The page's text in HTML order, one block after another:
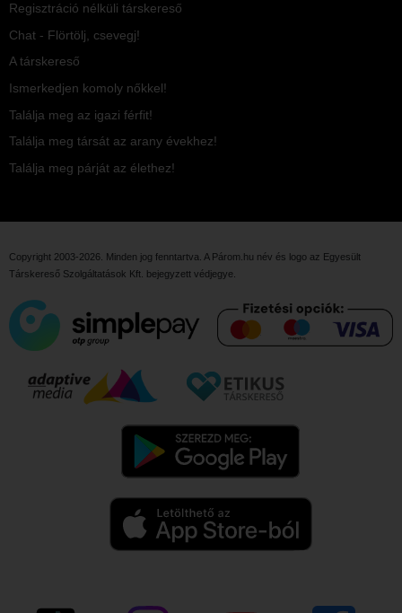
Regisztráció nélküli társkereső
Chat - Flörtölj, csevegj!
A társkereső
Ismerkedjen komoly nőkkel!
Találja meg az igazi férfit!
Találja meg társát az arany évekhez!
Találja meg párját az élethez!
Copyright 2003-2026. Minden jog fenntartva. A Párom.hu név és logo az Egyesült
Társkereső Szolgáltatások Kft. bejegyzett védjegye.